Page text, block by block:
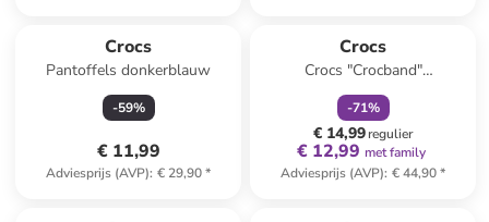
Crocs
Pantoffels donkerblauw
-59%
€ 11,99
Adviesprijs (AVP): € 29,90*
Crocs
Crocs "Crocband"
donkerblauw
-71%
€ 14,99regulier
€ 12,99 met family
Adviesprijs (AVP): € 44,90*